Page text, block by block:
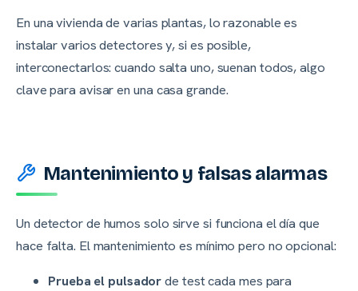
En una vivienda de varias plantas, lo razonable es
instalar varios detectores y, si es posible,
interconectarlos: cuando salta uno, suenan todos, algo
clave para avisar en una casa grande.
Mantenimiento y falsas alarmas
Un detector de humos solo sirve si funciona el día que
hace falta. El mantenimiento es mínimo pero no opcional:
Prueba el pulsadorde test cada mes para